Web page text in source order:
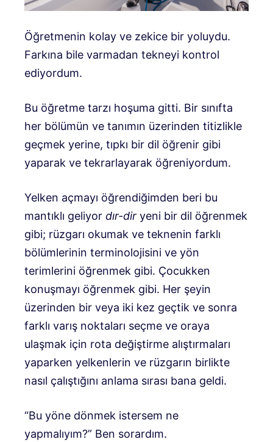
Öğretmenin kolay ve zekice bir yoluydu.
Farkına bile varmadan tekneyi kontrol
ediyordum.
Bu öğretme tarzı hoşuma gitti. Bir sınıfta
her bölümün ve tanımın üzerinden titizlikle
geçmek yerine, tıpkı bir dil öğrenir gibi
yaparak ve tekrarlayarak öğreniyordum.
Yelken açmayı öğrendiğimden beri bu
mantıklı geliyor dır-dir yeni bir dil öğrenmek
gibi; rüzgarı okumak ve teknenin farklı
bölümlerinin terminolojisini ve yön
terimlerini öğrenmek gibi. Çocukken
konuşmayı öğrenmek gibi. Her şeyin
üzerinden bir veya iki kez geçtik ve sonra
farklı varış noktaları seçme ve oraya
ulaşmak için rota değiştirme alıştırmaları
yaparken yelkenlerin ve rüzgarın birlikte
nasıl çalıştığını anlama sırası bana geldi.
“Bu yöne dönmek istersem ne
yapmalıyım?” Ben sorardım.